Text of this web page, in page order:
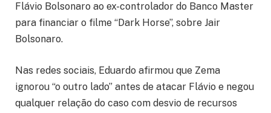
Flávio Bolsonaro ao ex-controlador do Banco Master
para financiar o filme “Dark Horse”, sobre Jair
Bolsonaro.
Nas redes sociais, Eduardo afirmou que Zema
ignorou “o outro lado” antes de atacar Flávio e negou
qualquer relação do caso com desvio de recursos